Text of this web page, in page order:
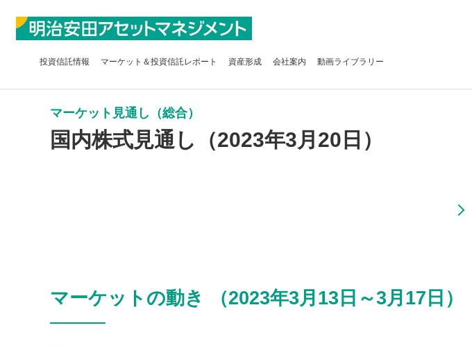
投資信託情報 マーケット＆投資信託レポート 資産形成 会社案内 動画ライブラリー
マーケット見通し（総合）
国内株式見通し（2023年3月20日）
マーケットの動き （2023年3月13日～3月17日）